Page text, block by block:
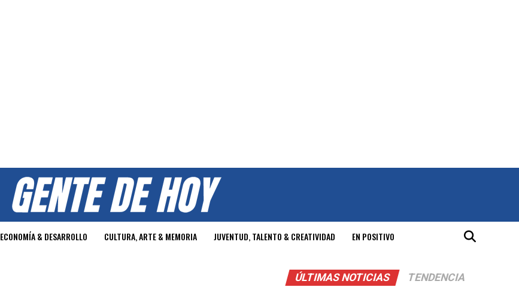
ECONOMÍA & DESARROLLO CULTURA, ARTE & MEMORIA JUVENTUD, TALENTO & CREATIVIDAD EN POSITIVO
ÚLTIMAS NOTICIAS TENDENCIA